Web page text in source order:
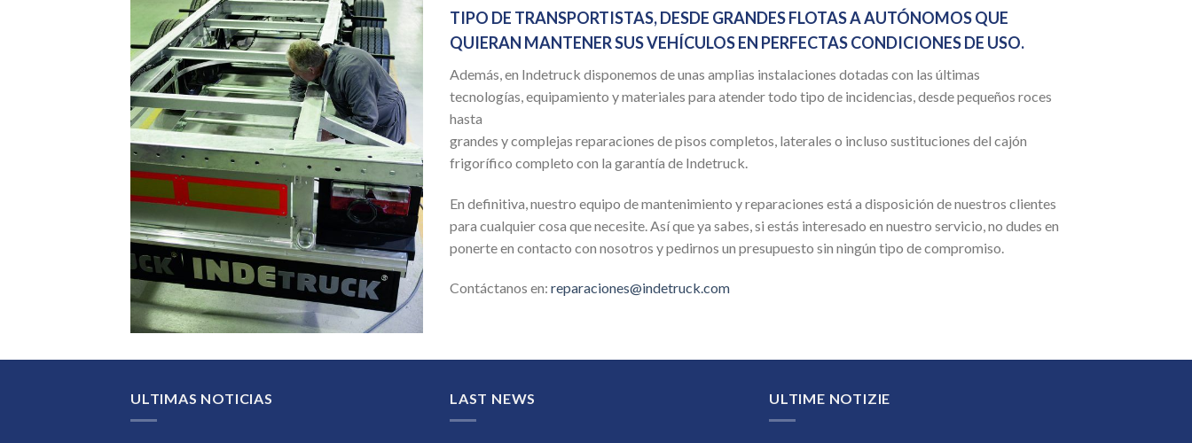
TIPO DE TRANSPORTISTAS, DESDE GRANDES FLOTAS A AUTÓNOMOS QUE
QUIERAN MANTENER SUS VEHÍCULOS EN PERFECTAS CONDICIONES DE USO.
Además, en Indetruck disponemos de unas amplias instalaciones dotadas con las últimas
tecnologías, equipamiento y materiales para atender todo tipo de incidencias, desde pequeños roces
hasta
grandes y complejas reparaciones de pisos completos, laterales o incluso sustituciones del cajón
frigorífico completo con la garantía de Indetruck.
En definitiva, nuestro equipo de mantenimiento y reparaciones está a disposición de nuestros clientes
para cualquier cosa que necesite. Así que ya sabes, si estás interesado en nuestro servicio, no dudes en
ponerte en contacto con nosotros y pedirnos un presupuesto sin ningún tipo de compromiso.
Contáctanos en: reparaciones@indetruck.com
ULTIMAS NOTICIAS LAST NEWS ULTIME NOTIZIE